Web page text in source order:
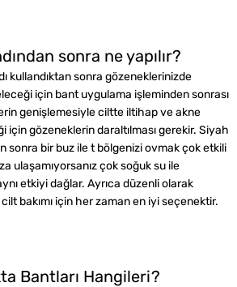
sonra ne yapılır?
kullandıktan sonra gözeneklerinizde
için bant uygulama işleminden sonrası
genişlemesiyle ciltte iltihap ve akne
için gözeneklerin daraltılması gerekir. Siyah
sonra bir buz ile t bölgenizi ovmak çok etkili
ulaşamıyorsanız çok soğuk su ile
etkiyi dağlar. Ayrıca düzenli olarak
bakımı için her zaman en iyi seçenektir.
Bantları Hangileri?